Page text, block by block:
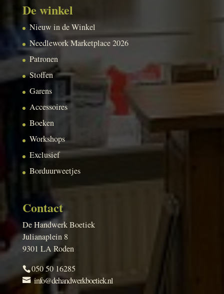
De winkel
Nieuw in de Winkel
Needlework Marketplace 2026
Patronen
Stoffen
Garens
Accessoires
Boeken
Workshops
Exclusief
Borduurweetjes
Contact
De Handwerk Boetiek
Julianaplein 8
9301 LA Roden
050 50 16285
info@dehandwerkboetiek.nl